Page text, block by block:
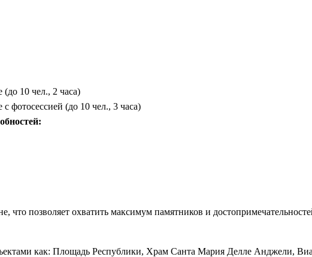
10 чел., 2 часа)
фотосессией (до 10 чел., 3 часа)
позволяет охватить максимум памятников и
как: Площадь Республики, Храм Санта Мария Делле Анджели,